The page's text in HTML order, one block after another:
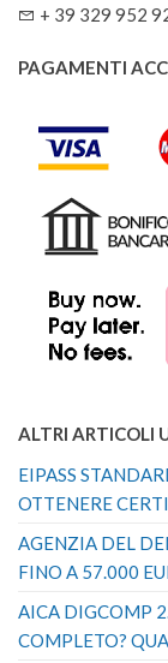
+ 39 329 952
PAGAMENTI
ALTRI ARTICOLI
EIPASS
OTTENERE
AGENZIA DEL
FINO A 57.000
AICA DIGCOMP
COMPLETO?